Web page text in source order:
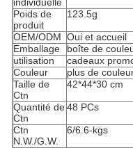
individuelle
Poids de
produit
123.5g
OEM/ODM Oui et accueil
Emballage
boîte de
utilisation
cadeaux
Couleur
plus de
Taille de
Ctn
42*44*30 cm
Quantité de
Ctn
48 PCs
Ctn
N.W./G.W.
6/6.6-kgs